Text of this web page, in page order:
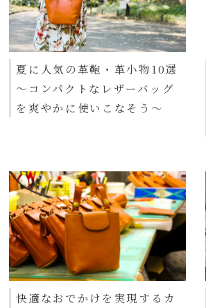
夏に人気の革鞄・革小物10選
〜コンパクトなレザーバッグ
を爽やかに使いこなそう〜
快適なおでかけを実現するカ